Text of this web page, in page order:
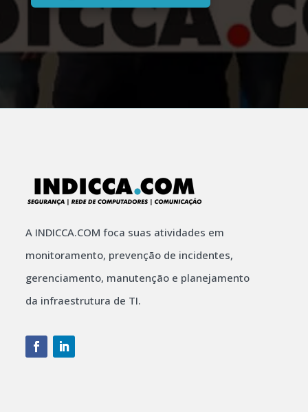
A INDICCA.COM foca suas atividades em
monitoramento, prevenção de incidentes,
gerenciamento, manutenção e planejamento
da infraestrutura de TI.